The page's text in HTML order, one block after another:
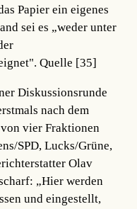
Papier ein eigenes
sei es „weder unter
Quelle [35]
Diskussionsrunde
nach dem
vier Fraktionen
SPD, Lucks/Grüne,
Olav
„Hier werden
und eingestellt,